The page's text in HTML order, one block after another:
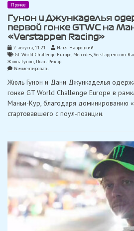
Прочее
Гунон и Джункаделья
первой гонке GTWC на
«Verstappen Racing»
2 августа, 11:21
Илья Навроцкий
GT World Challenge Europe, Mercedes,Verstappen.com
Жюль Гунон, Поль-Рикар
Комментироватьon
Джункаделья
одержали
победу
первой
для
«Verstappen
Racing»
Жюль Гунон и Дани Джункаделья
гонке GT World Challenge Europe в
Маньи-Кур, благодаря доминированию
стартовавшего с поул-позиции.